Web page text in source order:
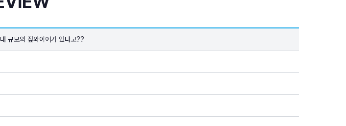
규모의 짚와이어가 있다고??